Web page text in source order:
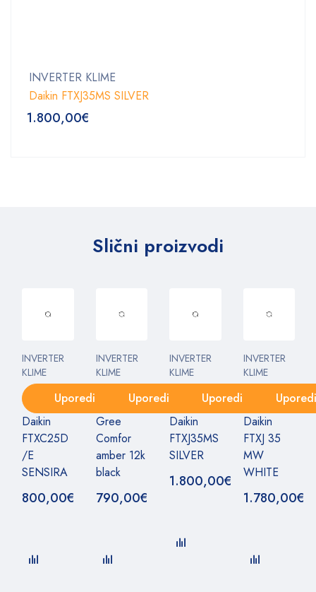
INVERTER KLIME
Daikin FTXJ35MS SILVER
1.800,00€
Slični proizvodi
INVERTER
KLIME
Uporedi
Daikin
FTXC25D
/E
SENSIRA
800,00€
INVERTER
KLIME
Uporedi
Gree
Comfor
amber 12k
black
790,00€
INVERTER
KLIME
Uporedi
Daikin
FTXJ35MS
SILVER
1.800,00€
INVERTER
KLIME
Uporedi
Daikin
FTXJ 35
MW
WHITE
1.780,00€